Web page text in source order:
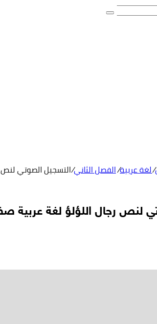
بحث
/لغة عربية/الفصل الثاني/التسجيل الصوتي لنص
لنص رجال اللؤلؤ لغة عربية